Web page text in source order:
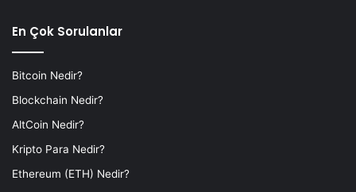
En Çok Sorulanlar
Bitcoin Nedir?
Blockchain Nedir?
AltCoin Nedir?
Kripto Para Nedir?
Ethereum (ETH) Nedir?